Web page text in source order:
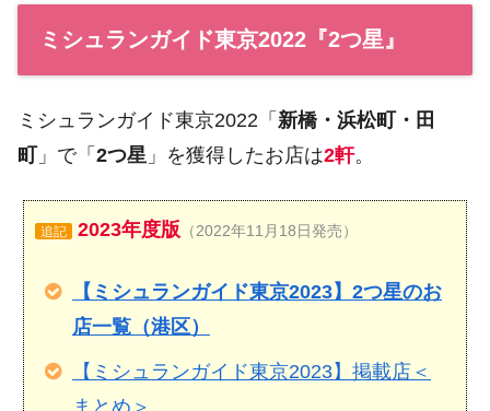
ミシュランガイド東京2022『2つ星』
ミシュランガイド東京2022「 新橋・浜松町・田
町」で「 2つ星 」を獲得したお店は2軒。
追記 2023年度版 （2022年11月18日発売）
【ミシュランガイド東京2023】2つ星のお
店一覧（港区）
【ミシュランガイド東京2023】掲載店＜